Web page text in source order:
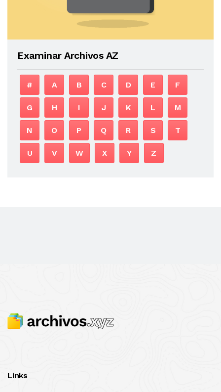
Examinar Archivos AZ
# A B C D E F
G H I J K L M
N O P Q R S T
U V W X Y Z
Links